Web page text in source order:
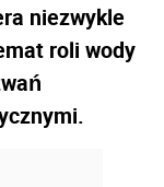
niezwykle
roli wody